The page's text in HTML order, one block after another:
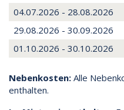
04.07.2026 - 28.08.2026
29.08.2026 - 30.09.2026
01.10.2026 - 30.10.2026
Nebenkosten: Alle
enthalten.